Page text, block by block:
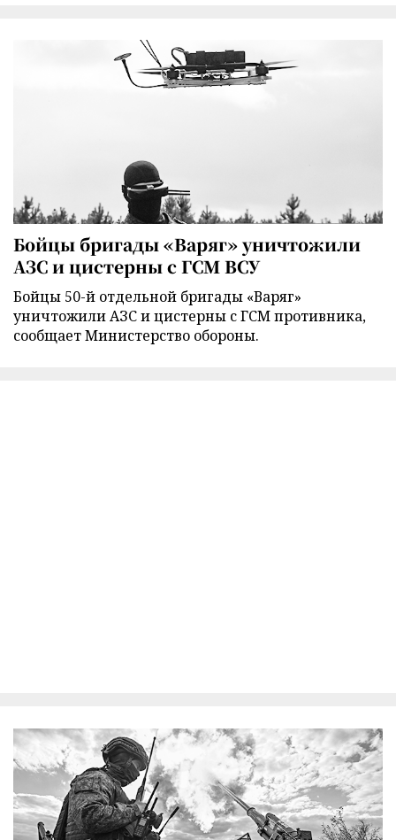
Бойцы бригады «Варяг» уничтожили
АЗС и цистерны с ГСМ ВСУ
Бойцы 50-й отдельной бригады «Варяг»
уничтожили АЗС и цистерны с ГСМ противника,
сообщает Министерство обороны.